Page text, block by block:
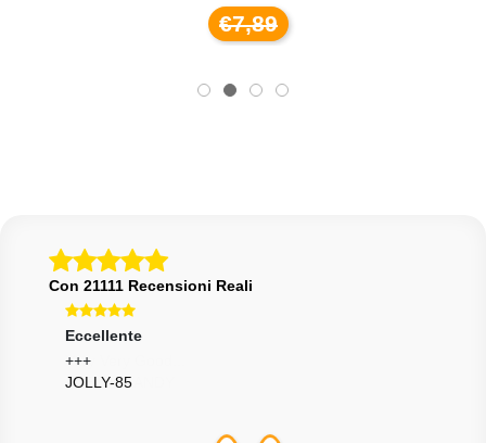
€7,89
Con 21111 Recensioni Reali
Eccellente
+++
JOLLY-85